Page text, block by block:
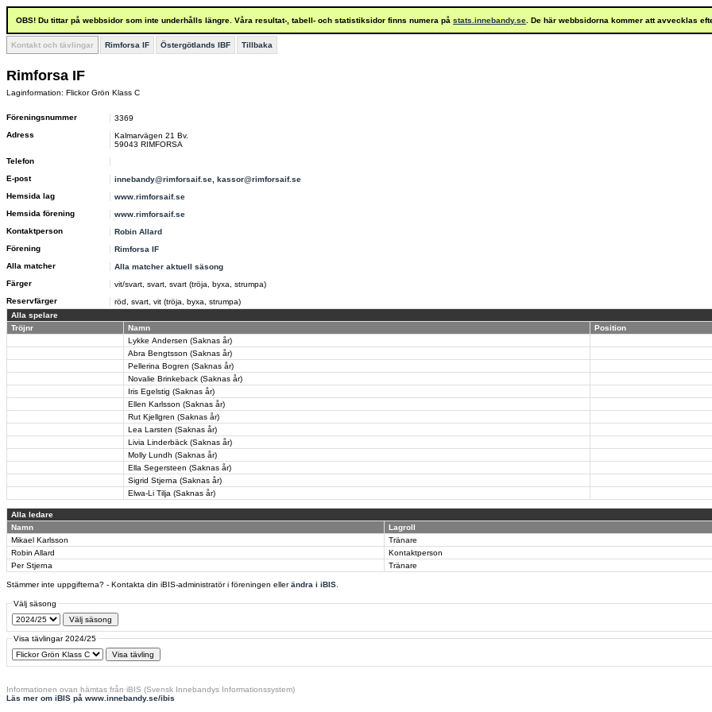
OBS! Du tittar på webbsidor som inte underhålls längre. Våra resultat-, tabell- och statistiksidor finns numera på stats.innebandy.se . De här webbsidorna kommer att avvecklas
Kontakt och tävlingar Rimforsa IF Östergötlands IBF Tillbaka
Rimforsa IF
Laginformation: Flickor Grön Klass C
Föreningsnummer
3369
Adress
Kalmarvägen 21 Bv.
59043 RIMFORSA
Telefon
E-post
innebandy@rimforsaif.se, kassor@rimforsaif.se
Hemsida lag
www.rimforsaif.se
Hemsida förening
www.rimforsaif.se
Kontaktperson
Robin Allard
Förening
Rimforsa IF
Alla matcher
Alla matcher aktuell säsong
Färger
vit/svart, svart, svart (tröja, byxa, strumpa)
Reservfärger
röd, svart, vit (tröja, byxa, strumpa)
Alla spelare
Tröjnr
Namn
Position
Lykke Andersen (Saknas år)
Abra Bengtsson (Saknas år)
Pellerina Bogren (Saknas år)
Novalie Brinkeback (Saknas år)
Iris Egelstig (Saknas år)
Ellen Karlsson (Saknas år)
Rut Kjellgren (Saknas år)
Lea Larsten (Saknas år)
Livia Linderbäck (Saknas år)
Molly Lundh (Saknas år)
Ella Segersteen (Saknas år)
Sigrid Stjerna (Saknas år)
Elwa-Li Tilja (Saknas år)
Alla ledare
Namn
Lagroll
Mikael Karlsson
Tränare
Robin Allard
Kontaktperson
Per Stjerna
Tränare
Stämmer inte uppgifterna? - Kontakta din iBIS-administratör i föreningen ellerändra i iBIS
Välj säsong
Visa tävlingar 2024/25
Informationen ovan hämtas från iBIS (Svensk Innebandys Informationssystem)
Läs mer om iBIS på www.innebandy.se/ibis